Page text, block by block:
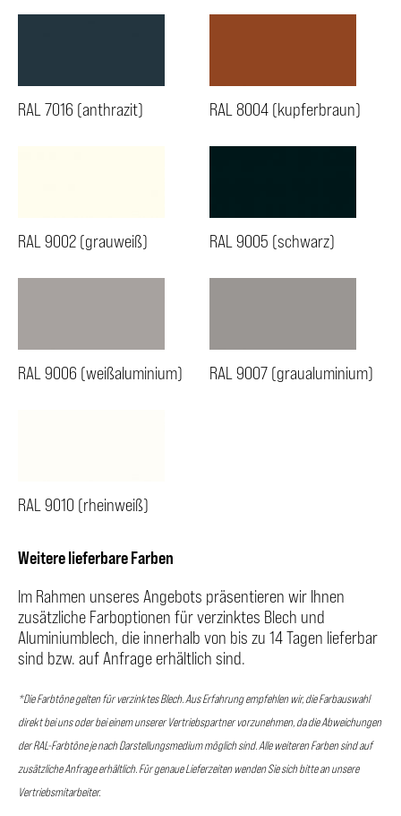
RAL 7016 (anthrazit) RAL 8004 (kupferbraun)
RAL 9002 (grauweiß) RAL 9005 (schwarz)
RAL 9006 (weißaluminium) RAL 9007 (graualuminium)
RAL 9010 (rheinweiß)
Weitere lieferbare Farben
Im Rahmen unseres Angebots präsentieren wir Ihnen
zusätzliche Farboptionen für verzinktes Blech und
Aluminiumblech, die innerhalb von bis zu 14 Tagen lieferbar
sind bzw. auf Anfrage erhältlich sind.
*Die Farbtöne gelten für verzinktes Blech. Aus Erfahrung empfehlen wir, die Farbauswahl
direkt bei uns oder bei einem unserer Vertriebspartner vorzunehmen, da die Abweichungen
der RAL-Farbtöne je nach Darstellungsmedium möglich sind. Alle weiteren Farben sind auf
zusätzliche Anfrage erhältlich. Für genaue Lieferzeiten wenden Sie sich bitte an unsere
Vertriebsmitarbeiter.